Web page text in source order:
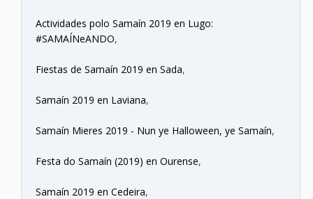
Actividades polo Samaín 2019 en Lugo:
#SAMAÍNeANDO,
Fiestas de Samaín 2019 en Sada,
Samaín 2019 en Laviana,
Samaín Mieres 2019 - Nun ye Halloween, ye Samaín,
Festa do Samaín (2019) en Ourense,
Samaín 2019 en Cedeira,